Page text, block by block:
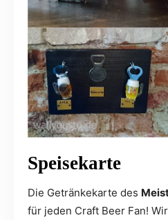
Speisekarte
Die Getränkekarte des
für jeden Craft Beer Fan!